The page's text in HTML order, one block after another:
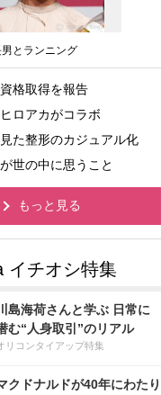
とランニング
格取得を報告
ロアカがコラボ
た整形のカジュアル化
世の中に思うこと
もっと見る
島海荷さんと学ぶ 日常に
む“人身取引”のリアル
リコンタイアップ特集
クドナルドが40年にわたり